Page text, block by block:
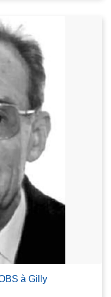
à Gilly